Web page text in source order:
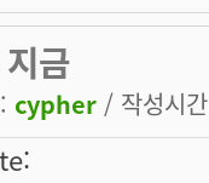
금
cypher / 작성시